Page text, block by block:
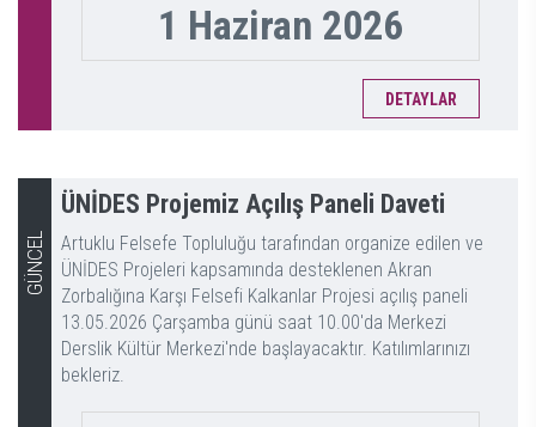
1 Haziran 2026
DETAYLAR
GÜNCEL
ÜNİDES Projemiz Açılış Paneli Daveti
Artuklu Felsefe Topluluğu tarafından organize edilen ve
ÜNİDES Projeleri kapsamında desteklenen Akran
Zorbalığına Karşı Felsefi Kalkanlar Projesi açılış paneli
13.05.2026 Çarşamba günü saat 10.00'da Merkezi
Derslik Kültür Merkezi'nde başlayacaktır. Katılımlarınızı
bekleriz.